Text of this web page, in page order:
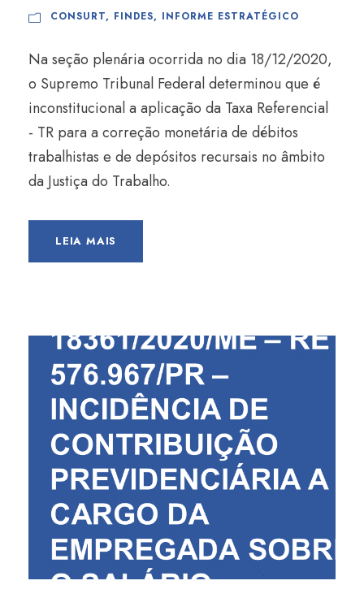
CONSURT, FINDES, INFORME ESTRATÉGICO
Na seção plenária ocorrida no dia 18/12/2020,
o Supremo Tribunal Federal determinou que é
inconstitucional a aplicação da Taxa Referencial
- TR para a correção monetária de débitos
trabalhistas e de depósitos recursais no âmbito
da Justiça do Trabalho.
LEIA MAIS